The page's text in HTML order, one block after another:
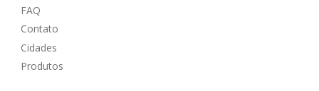
FAQ
Contato
Cidades
Produtos